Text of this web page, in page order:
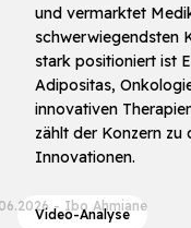
und vermarktet
schwerwiegendsten
stark positioniert ist
Adipositas,
innovativen
zählt der Konzern zu
Innovationen.
- Ibo Ahmiane
Video-Analyse